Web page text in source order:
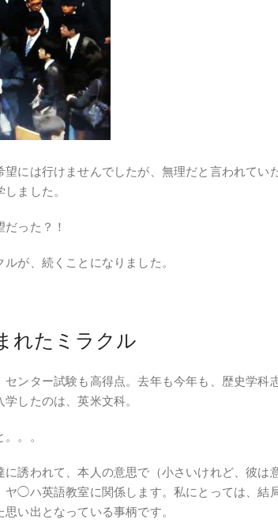
には行けませんでしたが、無理だと言われてい
ました。
った？！
が、続くことになりました。
れたミラクル
ンター試験も高得点。去年も今年も、歴史学科
したのは、英米文科。
。。
誘われて、本人の意思で（小さいけれど、彼は
ヤ◯ハ英語教室に関係します。私にとっては、結
い出となっている事柄です。